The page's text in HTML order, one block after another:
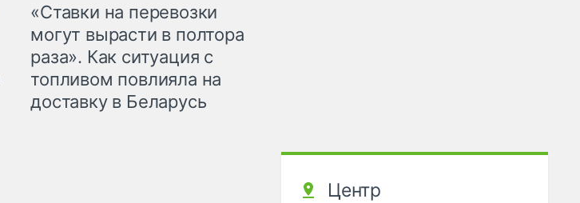
«Ставки на перевозки
могут вырасти в полтора
раза». Как ситуация с
топливом повлияла на
доставку в Беларусь
Центр